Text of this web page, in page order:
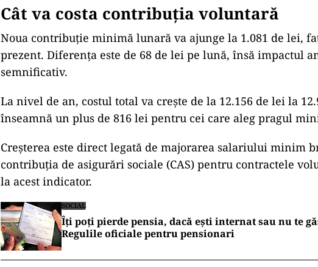
Cât va costa contribuția voluntară
Noua contribuție minimă lunară va ajunge la 1.081 de lei,
prezent. Diferența este de 68 de lei pe lună, însă impactul
semnificativ.
La nivel de an, costul total va crește de la 12.156 de lei la
înseamnă un plus de 816 lei pentru cei care aleg pragul
Creșterea este direct legată de majorarea salariului minim
contribuția de asigurări sociale (CAS) pentru contractele
la acest indicator.
SOCIAL
Îți poți pierde pensia, dacă ești internat sau nu te
Regulile oficiale pentru pensionari